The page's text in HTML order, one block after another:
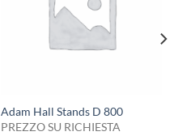
Adam Hall Stands D 800
PREZZO SU RICHIESTA